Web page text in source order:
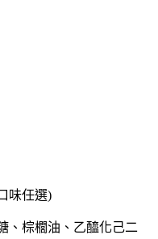
味任選)
、棕櫚油、乙醯化己二